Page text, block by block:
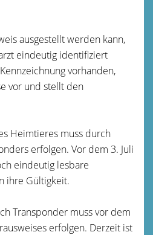
ausgestellt werden kann,
eindeutig identifiziert
vorhanden,
vor und stellt den
Heimtieres muss durch
erfolgen. Vor dem 3. Juli
eindeutig lesbare
ihre Gültigkeit.
Transponder muss vor dem
erfolgen. Derzeit ist